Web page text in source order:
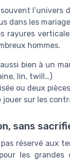
dans les
rayures
hommes.
bien à un
lin, twill…)
ou deux
sur les
sans
réservé aux
les